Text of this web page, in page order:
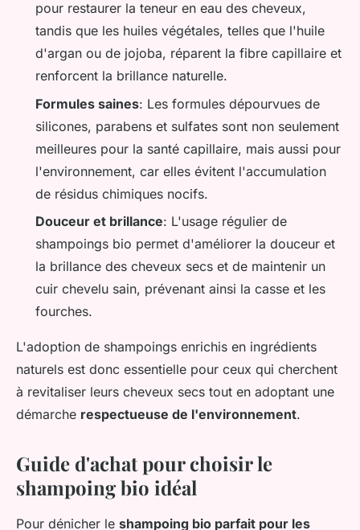
pour restaurer la teneur en eau des cheveux,
tandis que les huiles végétales, telles que l'huile
d'argan ou de jojoba, réparent la fibre capillaire et
renforcent la brillance naturelle.
Formules saines: Les formules dépourvues de
silicones, parabens et sulfates sont non seulement
meilleures pour la santé capillaire, mais aussi pour
l'environnement, car elles évitent l'accumulation
de résidus chimiques nocifs.
Douceur et brillance: L'usage régulier de
shampoings bio permet d'améliorer la douceur et
la brillance des cheveux secs et de maintenir un
cuir chevelu sain, prévenant ainsi la casse et les
fourches.
L'adoption de shampoings enrichis en ingrédients
naturels est donc essentielle pour ceux qui cherchent
à revitaliser leurs cheveux secs tout en adoptant une
démarche respectueuse de l'environnement.
Guide d'achat pour choisir le
shampoing bio idéal
Pour dénicher le shampoing bio parfait pour les